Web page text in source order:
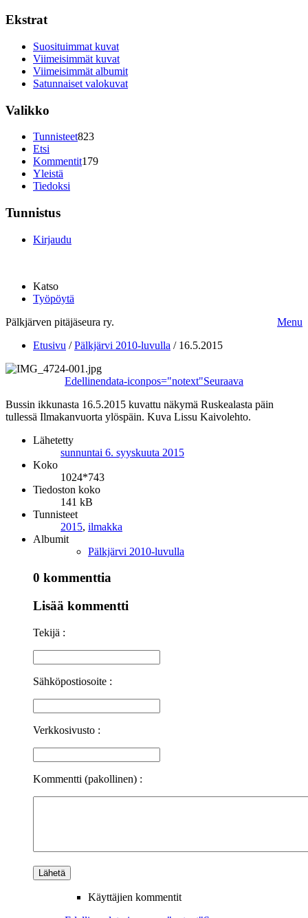
Ekstrat
Suosituimmat kuvat
Viimeisimmät kuvat
Viimeisimmät albumit
Satunnaiset valokuvat
Valikko
Tunnisteet823
Etsi
Kommentit179
Yleistä
Tiedoksi
Tunnistus
Kirjaudu
Katso
Työpöytä
Pälkjärven pitäjäseura ry.
Menu
Etusivu /Pälkjärvi 2010-luvulla / 16.5.2015
Edellinendata-iconpos="notext"Seuraava
Bussin ikkunasta 16.5.2015 kuvattu näkymä Ruskealasta päin
tullessä Ilmakanvuorta ylöspäin. Kuva Lissu Kaivolehto.
Lähetetty
sunnuntai 6. syyskuuta 2015
Koko
1024*743
Tiedoston koko
141 kB
Tunnisteet
2015, ilmakka
Albumit
Pälkjärvi 2010-luvulla
0 kommenttia
Lisää kommentti
Tekijä :
Sähköpostiosoite :
Verkkosivusto :
Kommentti (pakollinen) :
Käyttäjien kommentit